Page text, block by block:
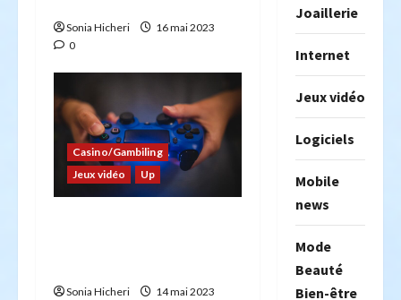
c
l
e
Sonia Hicheri
16 mai 2023
0
Casino/Gambiling
Jeux vidéo
Up
Sonia Hicheri
14 mai 2023
Joaillerie
Internet
Jeux vidéo
Logiciels
Mobile
news
Mode
Beauté
Bien-être